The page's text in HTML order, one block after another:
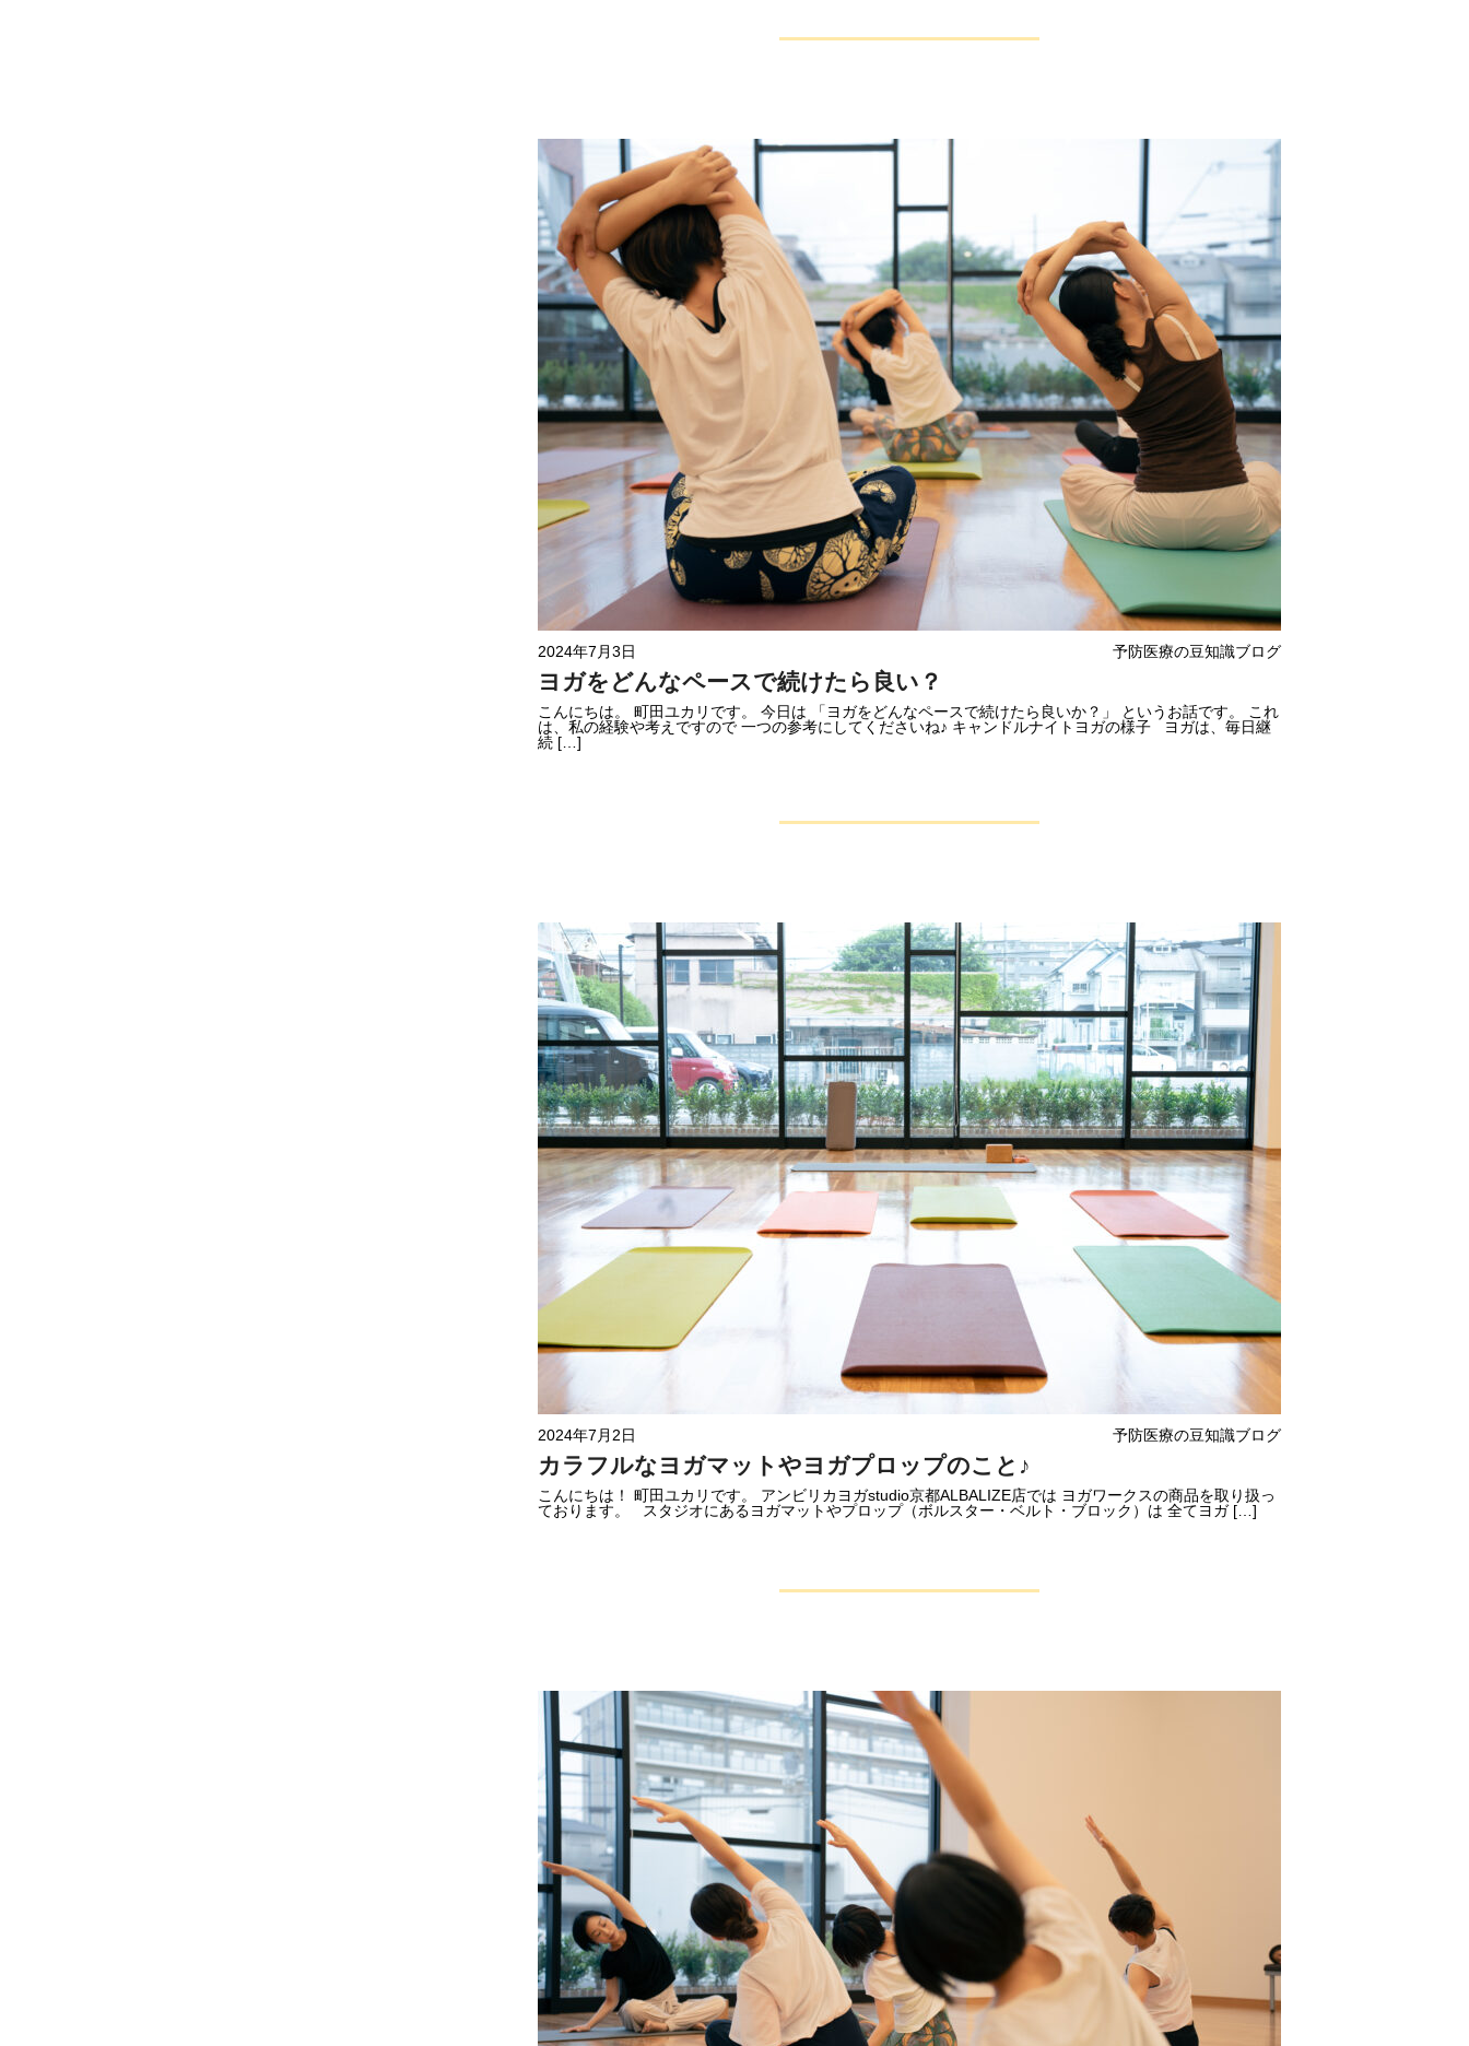
2024年7月3日 予防医療の豆知識ブログ
ヨガをどんなペースで続けたら良い？
こんにちは。 町田ユカリです。 今日は 「ヨガをどんなペースで続けたら良いか？」 というお話です。 これ
は、私の経験や考えですので 一つの参考にしてくださいね♪ キャンドルナイトヨガの様子 ヨガは、毎日継
続 […]
2024年7月2日 予防医療の豆知識ブログ
カラフルなヨガマットやヨガプロップのこと♪
こんにちは！ 町田ユカリです。 アンビリカヨガstudio京都ALBALIZE店では ヨガワークスの商品を取り扱っ
ております。 スタジオにあるヨガマットやプロップ（ボルスター・ベルト・ブロック）は 全てヨガ […]